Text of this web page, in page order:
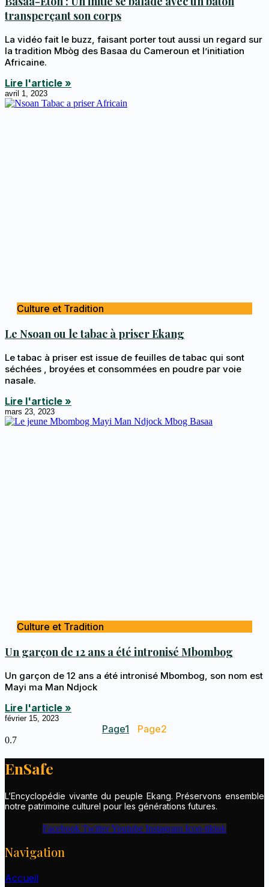
transperçant son corps
La vidéo fait le buzz, faisant porter tout aussi un regard sur
la tradition Mbòg des Basaa du Cameroun et l’initiation
Africaine.
Lire l'article »
avril 1, 2023
Culture et Tradition
Le Nsoan ou le tabac à priser Ekang
Le tabac à priser est issue de feuilles de tabac qui sont
séchées , broyées et consommées en poudre par voie
nasale.
Lire l'article »
mars 23, 2023
Culture et Tradition
Un garçon de 12 ans a été intronisé Mbombog
Un garçon de 12 ans a été intronisé Mbombog, son nom est
Mayi ma Man Ndjock
Lire l'article »
février 15, 2023
Page1 Page2
EnSafe
L’Encyclopédie vivante du peuple Ekang. Préservons ensemble
notre patrimoine culturel pour les générations futures.
Facebook TwitterYoutube Instagram Icon-tiktok
Navigation
Accueil